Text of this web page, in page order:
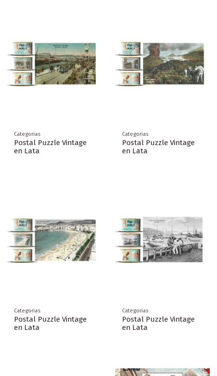
Categorias
Postal Puzzle Vintage
en Lata
Categorias
Postal Puzzle Vintage
en Lata
Categorias
Postal Puzzle Vintage
en Lata
Categorias
Postal Puzzle Vintage
en Lata